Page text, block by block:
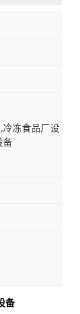
冷冻食品厂设
备
备